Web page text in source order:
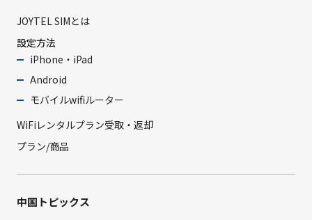
JOYTEL SIMとは
設定方法
iPhone・iPad
Android
モバイルwifiルーター
WiFiレンタルプラン受取・返却
プラン/商品
中国トピックス